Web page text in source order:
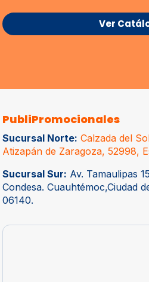
Ver
PubliPromocionales
Sucursal Norte: Calzada del
Atizapán de Zaragoza, 52998,
Sucursal Sur: Av. Tamaulipas
Condesa. Cuauhtémoc,Ciudad
06140.